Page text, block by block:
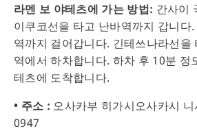
라멘 보 야테츠에 가는 방법: 간사이
이쿠코선을 타고 난바역까지 갑니다
역까지 걸어갑니다. 긴테쓰나라선을
역에서 하차합니다. 하차 후 10분 정
테츠에 도착합니다.
• 주소 : 오사카부 히가시오사카시
0947